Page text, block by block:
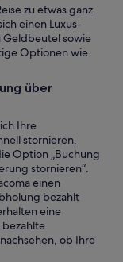
zu etwas ganz
einen Luxus-
Geldbeutel sowie
Optionen wie
über
Ihre
stornieren.
Option „Buchung
stornieren“.
einen
bezahlt
eine
bezahlte
ob Ihre